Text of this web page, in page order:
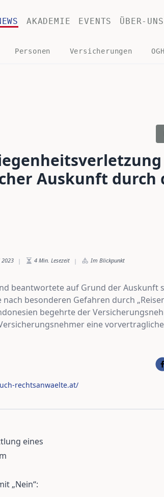
AKADEMIE EVENTS ÜBER-UNS
Personen Versicherungen
Auskunft durch
2023 | 4 Min. Lesezeit | Im Blickpunkt
beantwortete auf Grund der Auskunft
besonderen Gefahren durch
begehrte der
eine
rechtsanwaelte.at/
eines
„Nein“: